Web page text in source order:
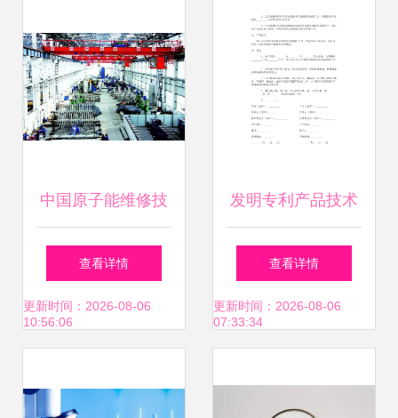
中国原子能维修技
术成就 世界第一，
美日望尘莫及
查看详情
更新时间：2026-08-06
10:56:06
发明专利产品技术
转让合同书（最新
修订版）
查看详情
更新时间：2026-08-06
07:33:34